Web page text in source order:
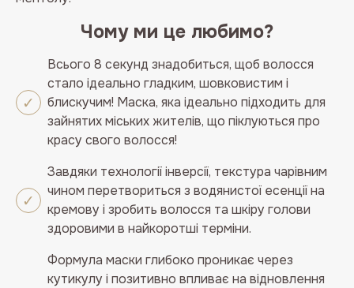
Чому ми це любимо?
Всього 8 секунд знадобиться, щоб волосся
стало ідеально гладким, шовковистим і
блискучим! Маска, яка ідеально підходить для
зайнятих міських жителів, що піклуються про
красу свого волосся!
Завдяки технології інверсії, текстура чарівним
чином перетвориться з водянистої есенції на
кремову і зробить волосся та шкіру голови
здоровими в найкоротші терміни.
Формула маски глибоко проникає через
кутикулу і позитивно впливає на відновлення